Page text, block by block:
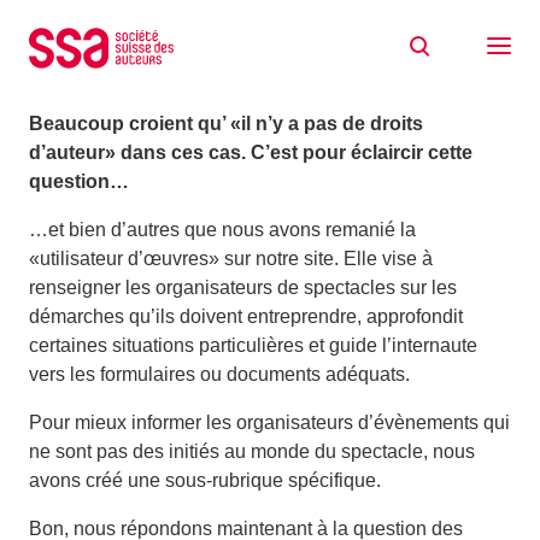
Beaucoup croient qu’ «il n’y a pas de droits
d’auteur» dans ces cas. C’est pour éclaircir cette
question…
…et bien d’autres que nous avons remanié la
«utilisateur d’œuvres» sur notre site. Elle vise à
renseigner les organisateurs de spectacles sur les
démarches qu’ils doivent entreprendre, approfondit
certaines situations particulières et guide l’internaute
vers les formulaires ou documents adéquats.
Pour mieux informer les organisateurs d’évènements qui
ne sont pas des initiés au monde du spectacle, nous
avons créé une sous-rubrique spécifique.
Bon, nous répondons maintenant à la question des